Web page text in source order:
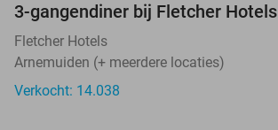
3-gangendiner bij Fletcher Hotels
Fletcher Hotels
Arnemuiden (+ meerdere locaties)
Verkocht: 14.038